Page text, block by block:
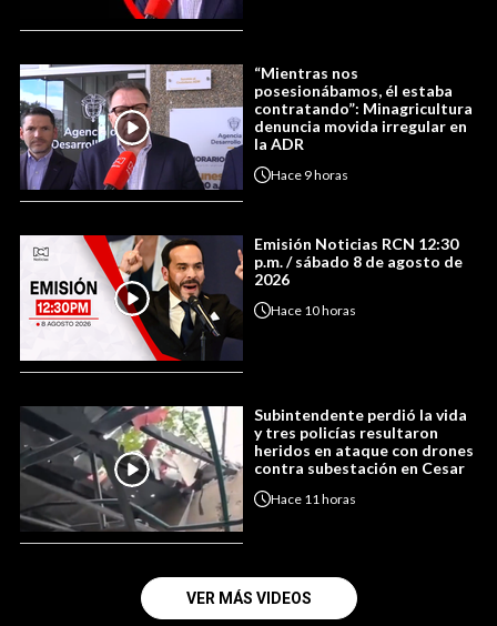
“Mientras nos
posesionábamos, él estaba
contratando”: Minagricultura
denuncia movida irregular en
la ADR
Hace 9 horas
Emisión Noticias RCN 12:30
p.m. / sábado 8 de agosto de
2026
Hace 10 horas
Subintendente perdió la vida
y tres policías resultaron
heridos en ataque con drones
contra subestación en Cesar
Hace 11 horas
VER MÁS VIDEOS